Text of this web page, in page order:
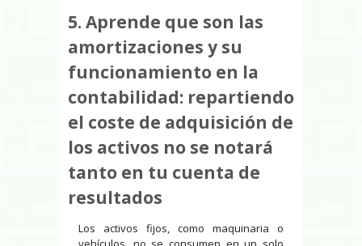
5. Aprende que son las
amortizaciones y su
funcionamiento en la
contabilidad: repartiendo
el coste de adquisición de
los activos no se notará
tanto en tu cuenta de
resultados
Los activos fijos, como maquinaria o